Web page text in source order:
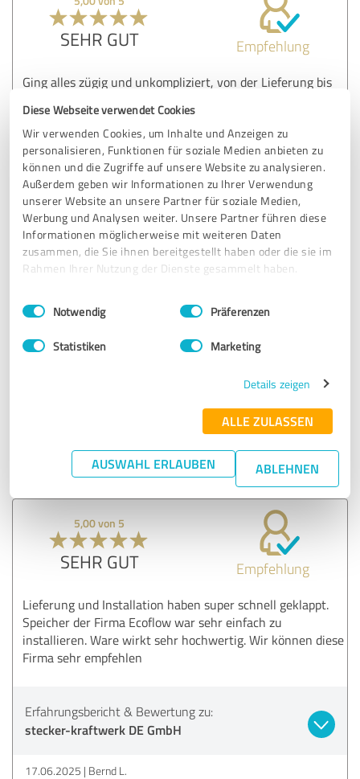
Diese Webseite verwendet Cookies
Wir verwenden Cookies, um Inhalte und Anzeigen zu
personalisieren, Funktionen für soziale Medien anbieten zu
können und die Zugriffe auf unsere Website zu analysieren.
Außerdem geben wir Informationen zu Ihrer Verwendung
unserer Website an unsere Partner für soziale Medien,
Werbung und Analysen weiter. Unsere Partner führen diese
Informationen möglicherweise mit weiteren Daten
zusammen, die Sie ihnen bereitgestellt haben oder die sie im
Rahmen Ihrer Nutzung der Dienste gesammelt haben.
Impressum Datenschutzbestimmungen
Einwilligungsauswahl
Notwendig Präferenzen
Statistiken Marketing
Details zeigen
ALLE ZULASSEN
AUSWAHL ERLAUBEN ABLEHNEN
SEHR GUT Empfehlung
Ging alles zügig und unkompliziert, von der Lieferung bis
Erfahrungsbericht & Bewertung zu:
stecker-kraftwerk DE GmbH
18.07.2025 Anonym
Kommentar von stecker-kraftwerk DE GmbH:
Es freut uns sehr zu hören, dass alles zügig und
unkompliziert ablief – genau das ist unser Anspruch.
unseren Kunden stets einen reibungslosen Ablauf
haben, sind wir jederzeit gerne für Sie da.
Ihr Team von stecker-Kraftwerk
5,00 von 5
SEHR GUT Empfehlung
Lieferung und Installation haben super schnell geklappt.
Speicher der Firma Ecoflow war sehr einfach zu
installieren. Ware wirkt sehr hochwertig. Wir können diese
Firma sehr empfehlen
Erfahrungsbericht & Bewertung zu:
stecker-kraftwerk DE GmbH
17.06.2025 Bernd L.